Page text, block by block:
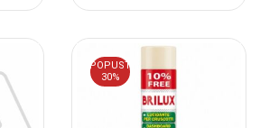
POPUST
30%